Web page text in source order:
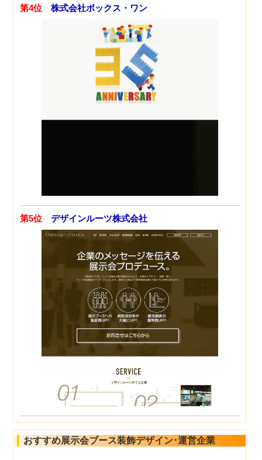
第4位 株式会社ボックス・ワン
第5位 デザインルーツ株式会社
おすすめ展示会ブース装飾デザイン･運営企業